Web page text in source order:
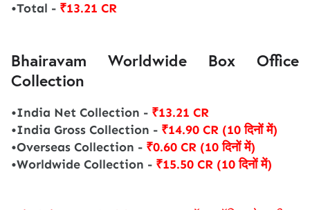
•Total - ₹13.21 CR
Bhairavam Worldwide Box Office
Collection
•India Net Collection - ₹13.21 CR
•India Gross Collection - ₹14.90 CR (10 दिनों में)
•Overseas Collection - ₹0.60 CR (10 दिनों में)
•Worldwide Collection - ₹15.50 CR (10 दिनों में)